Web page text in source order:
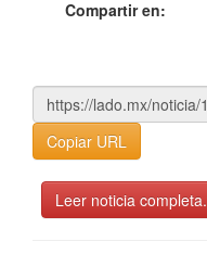
Compartir en:
Copiar URL
Leer noticia completa.